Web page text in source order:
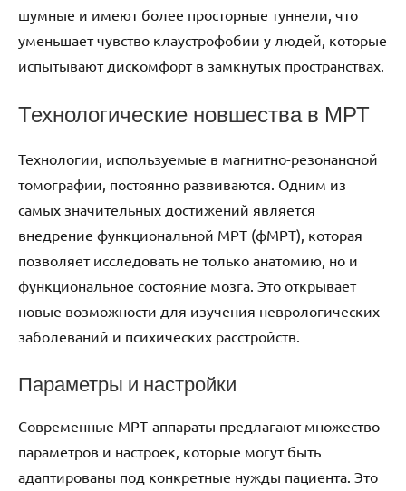
шумные и имеют более просторные туннели, что
уменьшает чувство клаустрофобии у людей, которые
испытывают дискомфорт в замкнутых пространствах.
Технологические новшества в МРТ
Технологии, используемые в магнитно-резонансной
томографии, постоянно развиваются. Одним из
самых значительных достижений является
внедрение функциональной МРТ (фМРТ), которая
позволяет исследовать не только анатомию, но и
функциональное состояние мозга. Это открывает
новые возможности для изучения неврологических
заболеваний и психических расстройств.
Параметры и настройки
Современные МРТ-аппараты предлагают множество
параметров и настроек, которые могут быть
адаптированы под конкретные нужды пациента. Это